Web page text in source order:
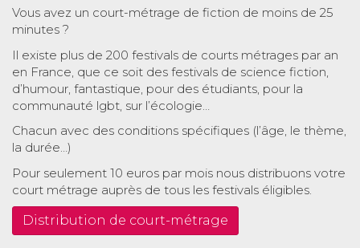
Vous avez un court-métrage de fiction de moins de 25
minutes ?
Il existe plus de 200 festivals de courts métrages par an
en France, que ce soit des festivals de science fiction,
d’humour, fantastique, pour des étudiants, pour la
communauté lgbt, sur l’écologie…
Chacun avec des conditions spécifiques (l’âge, le thème,
la durée…)
Pour seulement 10 euros par mois nous distribuons votre
court métrage auprès de tous les festivals éligibles.
Distribution de court-métrage